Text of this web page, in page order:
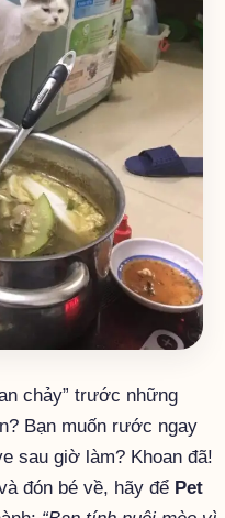
chảy” trước những
Bạn muốn rước ngay
sau giờ làm? Khoan đã!
đón bé về, hãy để Pet